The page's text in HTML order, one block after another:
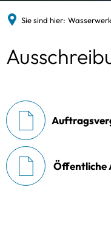
Sie sind hier: Wasserwerk
Öffentliche